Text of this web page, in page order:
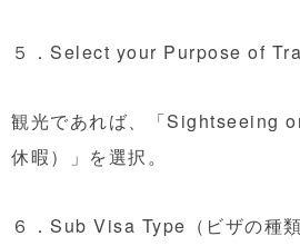
５．Select your Purpose of
観光であれば、「Sightseeing
休暇）」を選択。
６．Sub Visa Type（ビザの種類